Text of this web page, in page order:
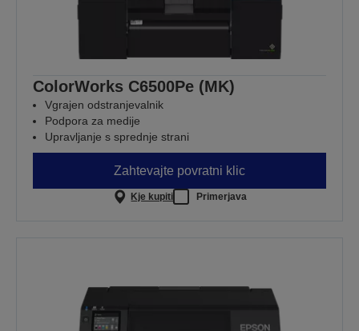
ColorWorks C6500Pe (MK)
Vgrajen odstranjevalnik
Podpora za medije
Upravljanje s sprednje strani
Zahtevajte povratni klic
Kje kupiti Primerjava